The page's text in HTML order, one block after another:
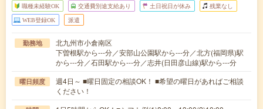
職種未経験OK 交通費別途支給あり 土日祝日が休み 残業なし
WEB登録OK 派遣
勤務地
北九州市小倉南区
下曽根駅から---分／安部山公園駅から---分／北方(福岡県)駅
から---分／石田駅から---分／志井(日田彦山線)駅から---分
曜日頻度
週4日～ ■曜日固定の相談OK！ ■希望の曜日があればご相談
ください！